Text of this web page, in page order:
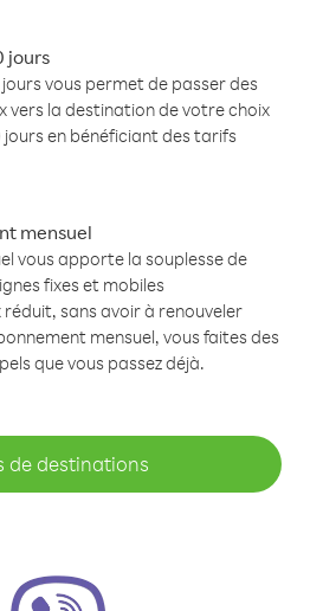
jours
vous permet de passer des
vers la destination de votre choix
jours en bénéficiant des tarifs
mensuel
vous apporte la souplesse de
fixes et mobiles
sans avoir à renouveler
mensuel, vous faites des
que vous passez déjà.
de destinations